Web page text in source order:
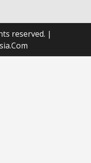
reserved. |